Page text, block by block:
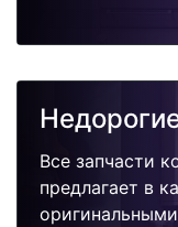
Все запчасти
предлагает в